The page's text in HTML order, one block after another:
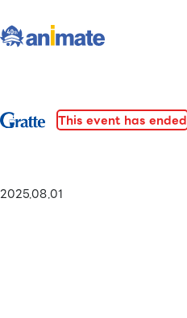
This event has ended
2025.08.01